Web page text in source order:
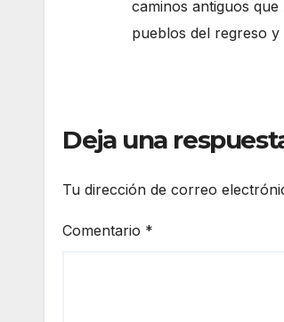
caminos antiguos
pueblos del regreso y
Deja una
Tu dirección de correo
Comentario *